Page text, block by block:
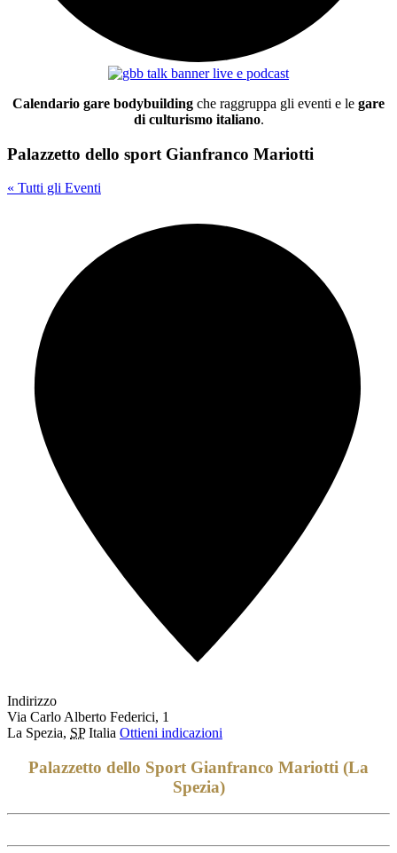
Calendario gare bodybuilding che raggruppa gli eventi e le gare
di culturismo italiano.
Palazzetto dello sport Gianfranco Mariotti
« Tutti gli Eventi
Indirizzo
Via Carlo Alberto Federici, 1
La Spezia, SP Italia Ottieni indicazioni
Palazzetto dello Sport Gianfranco Mariotti (La
Spezia)